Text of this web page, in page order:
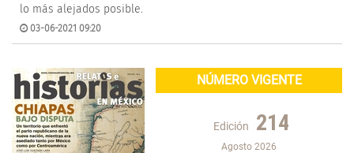
lo más alejados posible.
03-06-2021 09:20
NÚMERO VIGENTE
Edición 214
Agosto 2026